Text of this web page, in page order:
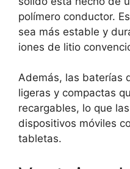
polímero conductor.
sea más estable y
iones de litio
Además, las baterías
ligeras y compactas
recargables, lo que
dispositivos móviles
tabletas.